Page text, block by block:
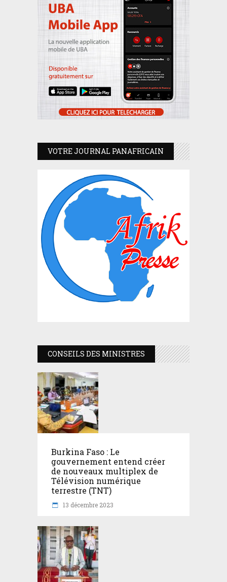
VOTRE JOURNAL PANAFRICAIN
CONSEILS DES MINISTRES
Burkina Faso : Le
gouvernement entend créer
de nouveaux multiplex de
Télévision numérique
terrestre (TNT)
13 décembre 2023